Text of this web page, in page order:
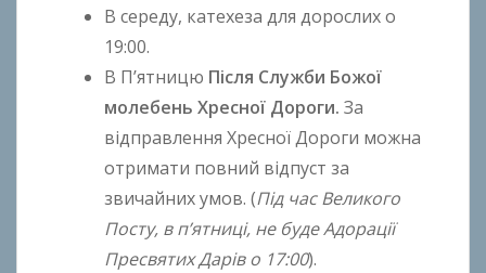
В середу, катехеза для дорослих о
19:00.
В П’ятницю Після Служби Божої
молебень Хресної Дороги. За
відправлення Хресної Дороги можна
отримати повний відпуст за
звичайних умов. (Під час Великого
Посту, в п’ятниці, не буде Адорації
Пресвятих Дарів о 17:00).